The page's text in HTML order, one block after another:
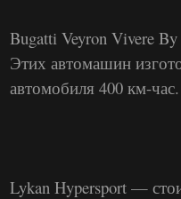
Bugatti Veyron Vivere
Этих автомашин
автомобиля 400 км-час.
Lykan Hypersport —